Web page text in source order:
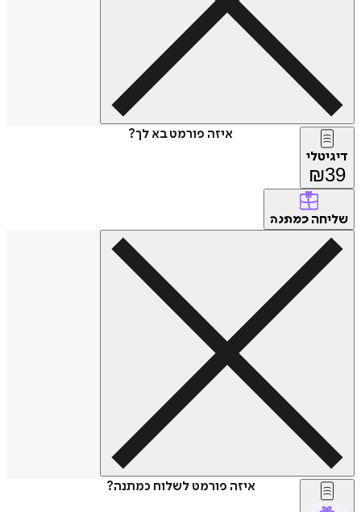
איזה פורמט בא לך?
דיגיטלי
₪39
שליחה כמתנה
איזה פורמט לשלוח כמתנה?